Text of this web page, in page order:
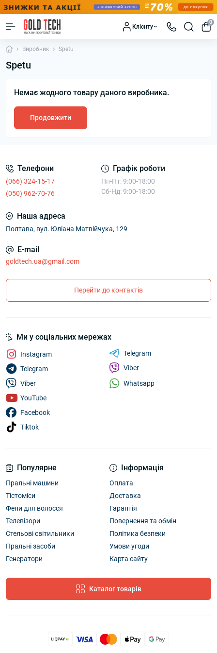
Клієнту
0
Виробник Spetu
Spetu
Немає жодного товару даного виробника.
Продовжити
Телефони
(066) 324-15-17
(050) 962-70-76
Графік роботи
Пн-Пт: 9:00-18:00
Сб-Нд: 9:00-18:00
Наша адреса
Полтава, вул. Юліана Матвійчука, 129
E-mail
goldtech.ua@gmail.com
Перейти до контактів
Популярне
Пральні машини
Тістоміси
Фени для волосся
Телевізори
Стельові світильники
Пральні засоби
Генератори
Інформація
Оплата
Доставка
Гарантія
Повернення та обмін
Політика безпеки
Умови угоди
Карта сайту
Каталог товарів
Ми у соціальних мережах
Instagram
Telegram
Viber
YouTube
Facebook
Tiktok
Telegram
Viber
Whatsapp